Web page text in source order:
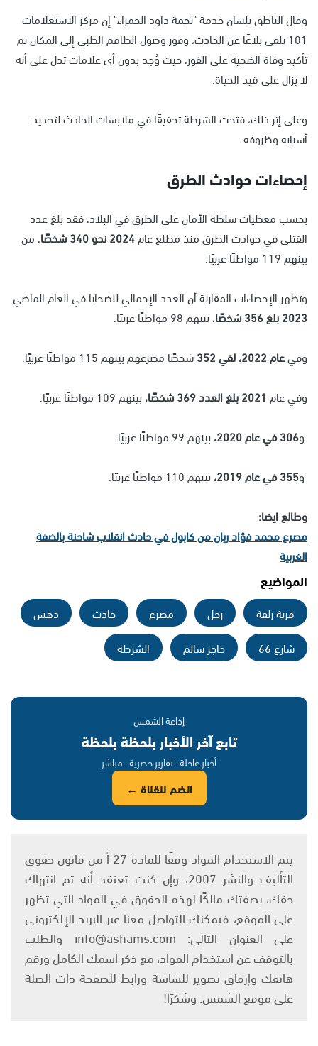
وقال الناطق بلسان خدمة "نجمة داود الحمراء" إن مركز الاستعلامات
101 تلقى بلاغًا عن الحادث، وفور وصول الطاقم الطبي إلى المكان تم
تأكيد وفاة الضحية على الفور، حيث وُجد بدون أي علامات تدل على أنه
لا يزال على قيد الحياة.
وعلى إثر ذلك، فتحت الشرطة تحقيقًا في ملابسات الحادث لتحديد
أسبابه وظروفه.
إحصاءات حوادث الطرق
بحسب معطيات سلطة الأمان على الطرق في البلاد، فقد بلغ عدد
القتلى في حوادث الطرق منذ مطلع عام
، من
بينهم 119 مواطنًا عربيًا.
وتظهر الإحصاءات المقارنة أن العدد الإجمالي للضحايا في العام الماضي
2023 بلغ 356 شخصًا
، بينهم 98 مواطنًا عربيًا.
وفيعام 2022، لقي 352
شخصًا مصرعهم بينهم 115 مواطنًا عربيًا.
وفي عام 2021 بلغ العدد 369 شخصًا،
بينهم 109 مواطنًا عربيًا.
و306 في عام 2020،
بينهم 99 مواطنًا عربيًا.
و355 في عام 2019،
بينهم 110 مواطنًا عربيًا.
وطالع ايضا:
مصرع محمد فؤاد ريان من كابول في حادث انقلاب شاحنة بالضفة
الغربية
المواضيع
قرية زلفة رجل مصرع حادث
دهس
شارع 66
حاجز سالم الشرطة
إذاعة الشمس
تابع آخر الأخبار بلحظة بلحظة
أخبار عاجلة · تقارير حصرية · مباشر
انضم للقناة ←
يتم الاستخدام المواد وفقًا للمادة 27 أ من قانون حقوق
التأليف والنشر 2007، وإن كنت تعتقد أنه تم انتهاك
حقك، بصفتك مالكًا لهذه الحقوق في المواد التي تظهر
على الموقع، فيمكنك التواصل معنا عبر البريد الإلكتروني
على العنوان التالي: info@ashams.com والطلب
بالتوقف عن استخدام المواد، مع ذكر اسمك الكامل ورقم
هاتفك وإرفاق تصوير للشاشة ورابط للصفحة ذات الصلة
على موقع الشمس. وشكرًا!